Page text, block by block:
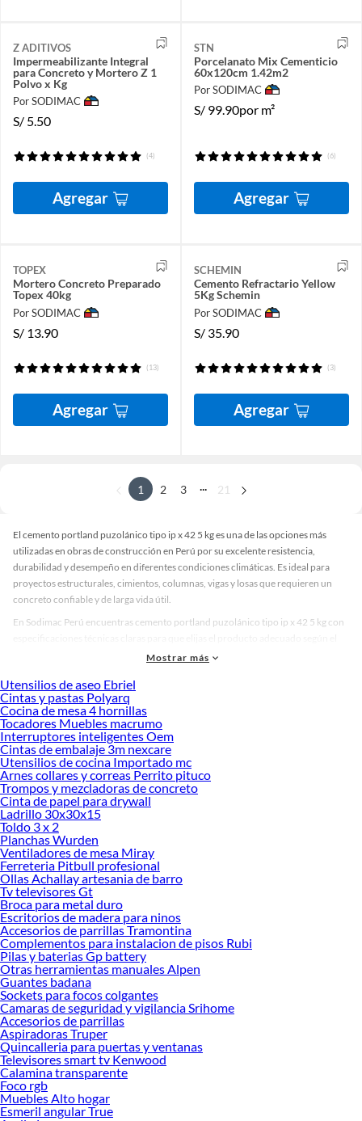
Z ADITIVOS
Impermeabilizante Integral
para Concreto y Mortero Z 1
Polvo x Kg
Por SODIMAC
S/ 5.50
(4)
Agregar
STN
Porcelanato Mix Cementicio
60x120cm 1.42m2
Por SODIMAC
S/ 99.90por m²
(6)
Agregar
TOPEX
Mortero Concreto Preparado
Topex 40kg
Por SODIMAC
S/ 13.90
(13)
Agregar
SCHEMIN
Cemento Refractario Yellow
5Kg Schemin
Por SODIMAC
S/ 35.90
(3)
Agregar
1 2 3 21
El cemento portland puzolánico tipo ip x 42 5 kg es una de las opciones más
utilizadas en obras de construcción en Perú por su excelente resistencia,
durabilidad y desempeño en diferentes condiciones climáticas. Es ideal para
proyectos estructurales, cimientos, columnas, vigas y losas que requieren un
concreto confiable y de larga vida útil.
En Sodimac Perú encuentras cemento portland puzolánico tipo ip x 42 5 kg con
tipo de obra que estés desarrollando. Gracias a su composición con adiciones
la permeabilidad, ayudando a proteger las estructuras frente a la humedad y
agentes agresivos.
¿Qué es el cemento portland puzolánico tipo IP x 42.5 kg y para qué se
utiliza?
El cemento portland puzolánico tipo ip x 42 5 kg es un cemento hidráulico que
combina clínker portland con materiales puzolánicos, los cuales reaccionan
químicamente con la cal liberada durante la hidratación. Esta reacción mejora la
resistencia a largo plazo y optimiza el comportamiento del concreto en
ambientes húmedos o expuestos a sales.
El cemento portland puzolánico tipo ip x 42 5 kg se utiliza principalmente en
obras de concreto armado, zapatas, sobrecimientos, muros estructurales y pisos
industriales. También es recomendado para construcciones en zonas costeras o
con presencia de humedad, ya que su formulación reduce el riesgo de fisuras y
aumenta la durabilidad del concreto.
Beneficios del cemento portland puzolánico tipo IP x 42.5 kg en obras
estructurales
Uno de los principales beneficios del cemento portland puzolánico tipo ip x 42 5
kg es su mayor resistencia química frente a sulfatos y agentes agresivos presentes
en el suelo o el agua. Esto lo convierte en una alternativa adecuada para
cimentaciones y estructuras expuestas a condiciones exigentes.
Además, el cemento portland puzolánico tipo ip x 42 5 kg ofrece mejor
trabajabilidad en la mezcla, facilitando el vaciado y compactación del concreto.
Esto se traduce en superficies más homogéneas y menor riesgo de vacíos
internos. Su desempeño a largo plazo lo posiciona como una solución confiable
para proyectos residenciales y comerciales.
Mostrar más
Utensilios de aseo Ebriel
Cintas y pastas Polyarq
Cocina de mesa 4 hornillas
Tocadores Muebles macrumo
Interruptores inteligentes Oem
Cintas de embalaje 3m nexcare
Utensilios de cocina Importado mc
Arnes collares y correas Perrito pituco
Trompos y mezcladoras de concreto
Cinta de papel para drywall
Ladrillo 30x30x15
Toldo 3 x 2
Planchas Wurden
Ventiladores de mesa Miray
Ferreteria Pitbull profesional
Ollas Achallay artesania de barro
Tv televisores Gt
Broca para metal duro
Escritorios de madera para ninos
Accesorios de parrillas Tramontina
Complementos para instalacion de pisos Rubi
Pilas y baterias Gp battery
Otras herramientas manuales Alpen
Guantes badana
Sockets para focos colgantes
Camaras de seguridad y vigilancia Srihome
Accesorios de parrillas
Aspiradoras Truper
Quincalleria para puertas y ventanas
Televisores smart tv Kenwood
Calamina transparente
Foco rgb
Muebles Alto hogar
Esmeril angular True